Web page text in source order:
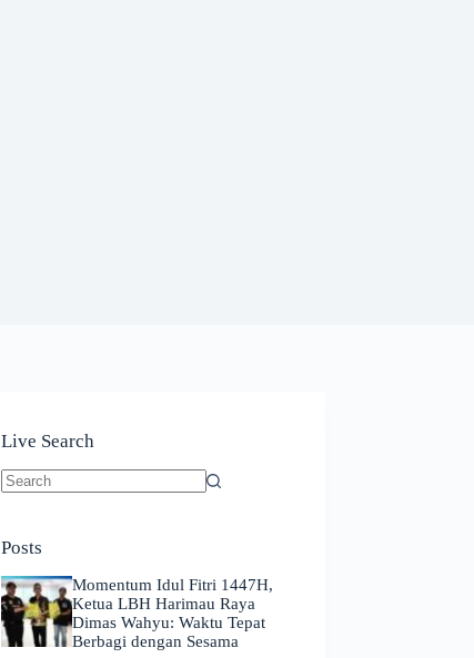
Live Search
Posts
Momentum Idul Fitri 1447H,
Ketua LBH Harimau Raya
Dimas Wahyu: Waktu Tepat
Berbagi dengan Sesama